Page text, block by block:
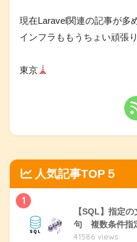
現在Laravel関連の記事が多
インフラももうちょい頑張
東京
人気記事TOP５
1
【SQL】指定
句 複数条件指
41586 views